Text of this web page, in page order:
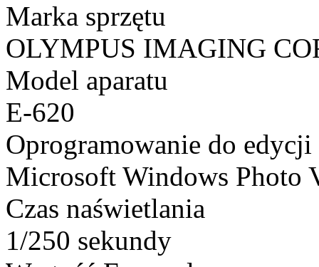
Marka sprzętu
OLYMPUS IMAGING
Model aparatu
E-620
Oprogramowanie do edycji
Microsoft Windows Photo
Czas naświetlania
1/250 sekundy